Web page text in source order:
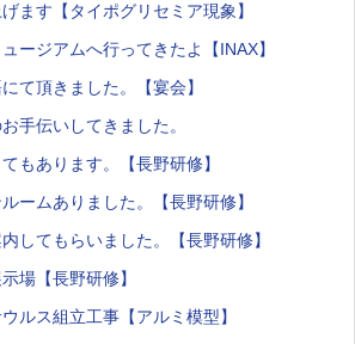
ます【タイポグリセミア現象】
ージアムへ行ってきたよ【INAX】
て頂きました。【宴会】
手伝いしてきました。
もあります。【長野研修】
ームありました。【長野研修】
してもらいました。【長野研修】
場【長野研修】
ルス組立工事【アルミ模型】